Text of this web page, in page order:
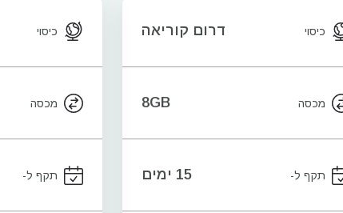
כיסוי דרום קוריאה
מכסה 8GB
תקף ל- 15 ימים
כיסוי
מכסה
תקף ל-